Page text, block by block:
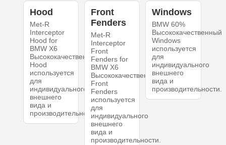
Hood
Met-R
Interceptor
Hood for
BMW X6
Высококачественный
Hood
используется
для
индивидуального
внешнего
вида и
производительности.
Front
Fenders
Met-R
Interceptor
Front
Fenders for
BMW X6
Высококачественный
Front
Fenders
используется
для
индивидуального
внешнего
вида и
производительности.
Windows
BMW 60%
Высококачественный
Windows
используется
для
индивидуального
внешнего
вида и
производительности.